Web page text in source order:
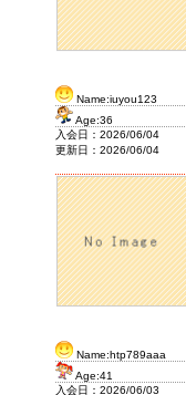
Name:iuyou123
Age:36
入会日：2026/06/04
更新日：2026/06/04
Name:htp789aaa
Age:41
入会日：2026/06/03